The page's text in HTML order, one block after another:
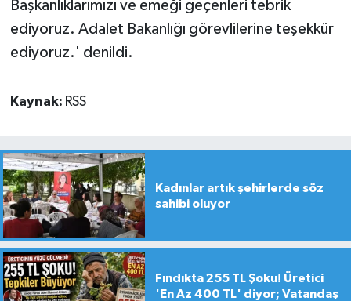
Başkanlıklarımızı ve emeği geçenleri tebrik
ediyoruz. Adalet Bakanlığı görevlilerine teşekkür
ediyoruz.' denildi.
Kaynak: RSS
Kadınlar artık şehirlerde söz
sahibi oluyor
Fındıkta 255 TL Şoku! Üretici
'En Az 400 TL' diyor; Vatandaş